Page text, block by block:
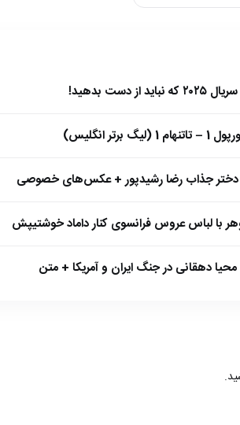
انگلیس)
دختر جذاب رضا رشیدپور + عکس‌های خصوصی
با لباس عروس فرانسوی کنار داماد خوشتیپش
دهقانی در جنگ ایران و آمریکا + متن